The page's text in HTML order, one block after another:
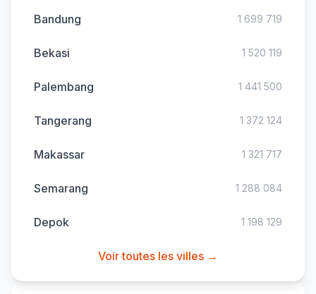
Bandung 1 699 719
Bekasi 1 520 119
Palembang 1 441 500
Tangerang 1 372 124
Makassar 1 321 717
Semarang 1 288 084
Depok 1 198 129
Voir toutes les villes →